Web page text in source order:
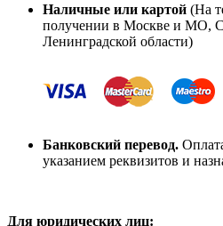
Наличные или картой (На
получении в Москве и МО,
Ленинградской области)
Банковский перевод.
указанием реквизитов и
Для юридических лиц: